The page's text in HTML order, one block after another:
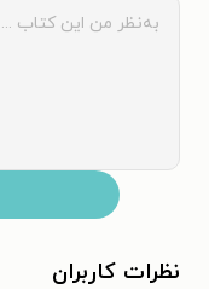
نظرات کاربران